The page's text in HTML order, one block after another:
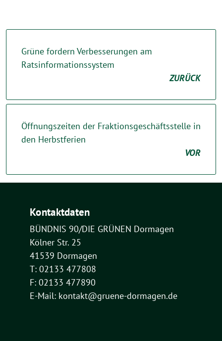
Grüne fordern Verbesserungen am
Ratsinformationssystem
ZURÜCK
Öffnungszeiten der Fraktionsgeschäftsstelle in
den Herbstferien
VOR
Kontaktdaten
BÜNDNIS 90/DIE GRÜNEN Dormagen
Kölner Str. 25
41539 Dormagen
T: 02133 477808
F: 02133 477890
E-Mail: kontakt@gruene-dormagen.de